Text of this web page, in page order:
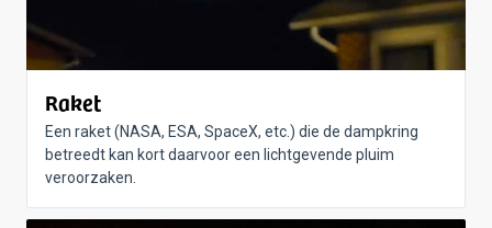
Raket
Een raket (NASA, ESA, SpaceX, etc.) die de dampkring
betreedt kan kort daarvoor een lichtgevende pluim
veroorzaken.